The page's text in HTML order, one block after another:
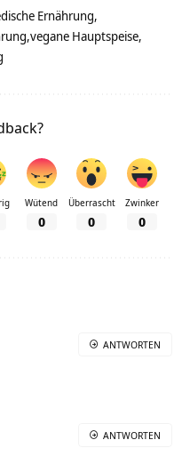
Ernährung
vegane Hauptspeise
Wütend
0
Überrascht
0
Zwinker
0
ANTWORTEN
ANTWORTEN